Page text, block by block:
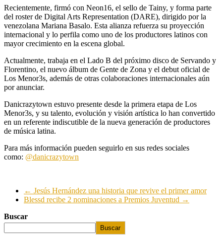
Recientemente, firmó con Neon16, el sello de Tainy, y forma parte
del roster de Digital Arts Representation (DARE), dirigido por la
venezolana Mariana Basalo. Esta alianza refuerza su proyección
internacional y lo perfila como uno de los productores latinos con
mayor crecimiento en la escena global.
Actualmente, trabaja en el Lado B del próximo disco de Servando y
Florentino, el nuevo álbum de Gente de Zona y el debut oficial de
Los Menor3s, además de otras colaboraciones internacionales aún
por anunciar.
Danicrazytown estuvo presente desde la primera etapa de Los
Menor3s, y su talento, evolución y visión artística lo han convertido
en un referente indiscutible de la nueva generación de productores
de música latina.
Para más información pueden seguirlo en sus redes sociales
como: @danicrazytown
← Jesús Hernández una historia que revive el primer amor
Blessd recibe 2 nominaciones a Premios Juventud →
Buscar
Buscar